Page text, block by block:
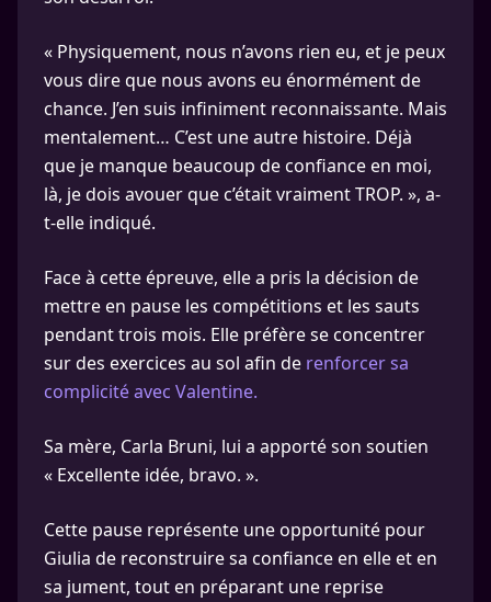
« Physiquement, nous n’avons rien eu, et je peux
vous dire que nous avons eu énormément de
chance. J’en suis infiniment reconnaissante. Mais
mentalement… C’est une autre histoire. Déjà
que je manque beaucoup de confiance en moi,
là, je dois avouer que c’était vraiment TROP. », a-
t-elle indiqué.
Face à cette épreuve, elle a pris la décision de
mettre en pause les compétitions et les sauts
pendant trois mois. Elle préfère se concentrer
sur des exercices au sol afin de renforcer sa
complicité avec Valentine.
Sa mère, Carla Bruni, lui a apporté son soutien
« Excellente idée, bravo. ».
Cette pause représente une opportunité pour
Giulia de reconstruire sa confiance en elle et en
sa jument, tout en préparant une reprise